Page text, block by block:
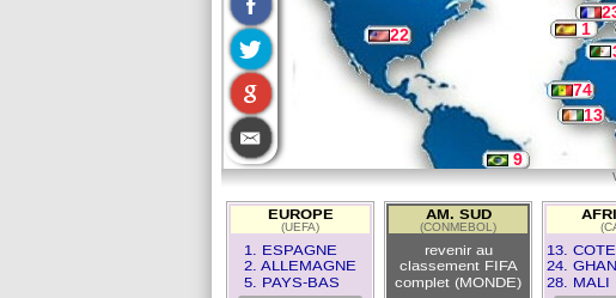
22
1
12
9
13
74
EUROPE
(UEFA)
1. ESPAGNE
2. ALLEMAGNE
5. PAYS-BAS
AM. SUD
(CONMEBOL)
revenir au
classement FIFA
complet (MONDE)
13.
24.
28. MALI